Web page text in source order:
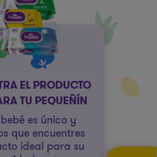
EL PRODUCTO
TU PEQUEÑÍN
es único y
que encuentres
ideal para su